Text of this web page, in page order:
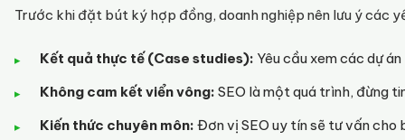
Trước khi đặt bút ký hợp đồng, doanh nghiệp nên lưu ý các
Kết quả thực tế (Case studies): Yêu cầu xem các dự
Không cam kết viển vông: SEO là một quá trình, đừng
Kiến thức chuyên môn: Đơn vị SEO uy tín sẽ tư vấn cho